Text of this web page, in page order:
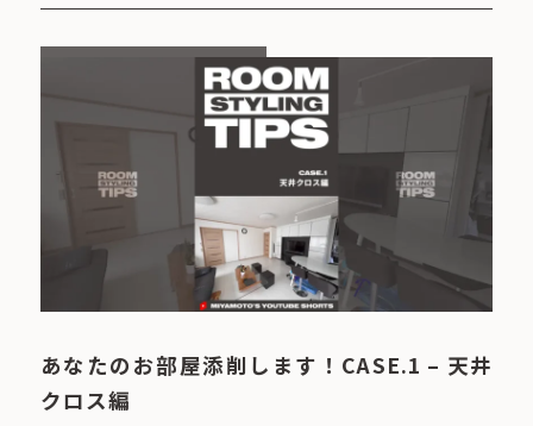
あなたのお部屋添削します！CASE.1 – 天井
クロス編